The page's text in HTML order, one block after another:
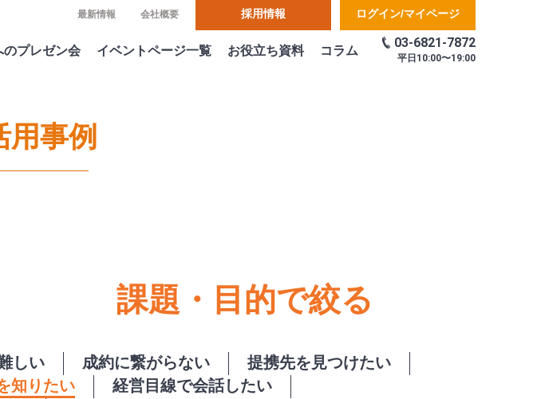
最新情報 会社概要 採用情報 ログイン/マイページ
03-6821-7872
平日 10:00〜19:00
のプレゼン会 イベントページ一覧 お役立ち資料 コラム
用事例
課題・目的で絞る
しい 成約に繋がらない
提携先を見つけたい
知りたい
経営目線で会話したい